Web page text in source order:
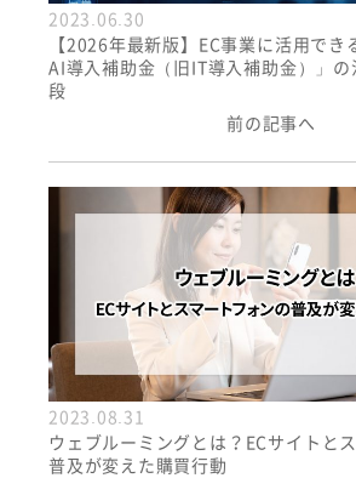
2023.06.30
【2026年最新版】EC事業に活用でき
AI導入補助金（旧IT導入補助金）」
段
前の記事へ
2023.08.31
ウェブルーミングとは？ECサイトと
普及が変えた購買行動